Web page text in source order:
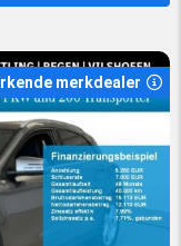
merkdealer